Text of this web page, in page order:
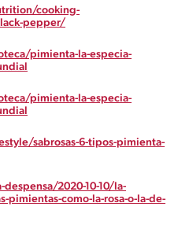
cooking-
pepper/
pimienta-la-especia-
pimienta-la-especia-
sabrosas-6-tipos-pimienta-
2020-10-10/la-
pimientas-como-la-rosa-o-la-de-